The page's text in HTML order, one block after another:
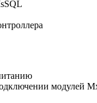
модулей